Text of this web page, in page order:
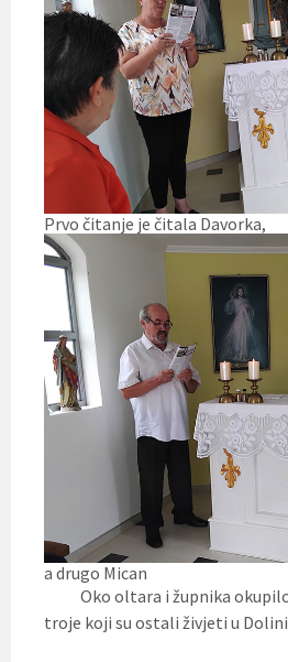
Prvo čitanje je čitala Davorka,
a drugo Mican
Oko oltara i župnika okupilo
troje koji su ostali živjeti u